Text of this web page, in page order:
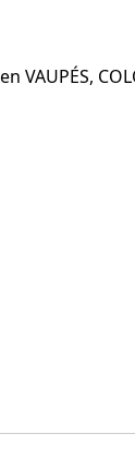
VAUPÉS,